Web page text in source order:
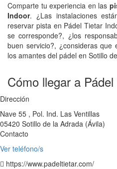
Comparte tu experiencia en las
Indoor. ¿Las instalaciones
reservar pista en Pádel Tietar
se corresponde?, ¿los
buen servicio?, ¿consideras
los amantes del pádel en Sotillo
Cómo llegar a
Dirección
Nave 55 , Pol. Ind. Las Ventillas
05420 Sotillo de la Adrada (Ávila)
Contacto
Ver teléfono/s
https://www.padeltietar.com/